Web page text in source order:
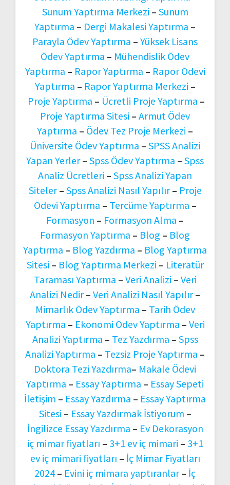
Sunum Yaptırma Merkezi – Sunum
Yaptırma – Dergi Makalesi Yaptırma –
Parayla Ödev Yaptırma – Yüksek Lisans
Ödev Yaptırma – Mühendislik Ödev
Yaptırma – Rapor Yaptırma – Rapor Ödevi
Yaptırma – Rapor Yaptırma Merkezi –
Proje Yaptırma – Ücretli Proje Yaptırma –
Proje Yaptırma Sitesi – Armut Ödev
Yaptırma – Ödev Tez Proje Merkezi –
Üniversite Ödev Yaptırma – SPSS Analizi
Yapan Yerler– Spss Ödev Yaptırma – Spss
Analiz Ücretleri – Spss Analizi Yapan
Siteler– Spss Analizi Nasıl Yapılır– Proje
Ödevi Yaptırma – Tercüme Yaptırma –
Formasyon – Formasyon Alma –
Formasyon Yaptırma – Blog – Blog
Yaptırma – Blog Yazdırma – Blog Yaptırma
Sitesi – Blog Yaptırma Merkezi – Literatür
Taraması Yaptırma – Veri Analizi – Veri
Analizi Nedir– Veri Analizi Nasıl Yapılır–
Mimarlık Ödev Yaptırma – Tarih Ödev
Yaptırma – Ekonomi Ödev Yaptırma – Veri
Analizi Yaptırma – Tez Yazdırma – Spss
Analizi Yaptırma – Tezsiz Proje Yaptırma –
Doktora Tezi Yazdırma– Makale Ödevi
Yaptırma – Essay Yaptırma – Essay Sepeti
İletişim – Essay Yazdırma – Essay Yaptırma
Sitesi – Essay Yazdırmak İstiyorum –
İngilizce Essay Yazdırma – Ev Dekorasyon
iç mimar fiyatları – 3+1 ev iç mimari – 3+1
ev iç mimari fiyatları – İç Mimar Fiyatları
2024 – Evini iç mimara yaptıranlar– İç